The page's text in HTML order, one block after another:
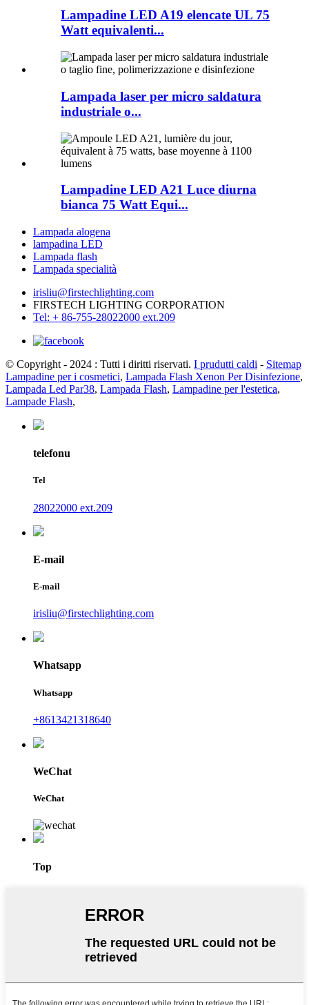
Lampadine LED A19 elencate UL 75
Watt equivalenti...
Lampada laser per micro saldatura
industriale o...
Lampadine LED A21 Luce diurna
bianca 75 Watt Equi...
Lampada alogena
lampadina LED
Lampada flash
Lampada specialità
irisliu@firstechlighting.com
FIRSTECH LIGHTING CORPORATION
Tel: + 86-755-28022000 ext.209
© Copyright - 2024 : Tutti i diritti riservati. I prudutti caldi - Sitemap
Lampadine per i cosmetici, Lampada Flash Xenon Per Disinfezione,
Lampada Led Par38, Lampada Flash, Lampadine per l'estetica,
Lampade Flash,
telefonu
Tel
28022000 ext.209
E-mail
E-mail
irisliu@firstechlighting.com
Whatsapp
Whatsapp
+8613421318640
WeChat
WeChat
Top